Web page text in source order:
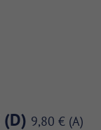
9,80 €